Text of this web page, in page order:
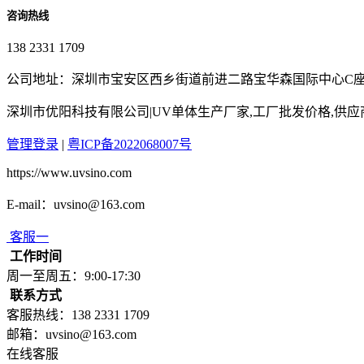
咨询热线
138 2331 1709
公司地址：深圳市宝安区西乡街道前进二路宝华森国际中心C
深圳市优阳科技有限公司|UV单体生产厂家,工厂批发价格,供应
管理登录 | 粤ICP备2022068007号
https://www.uvsino.com
E-mail：uvsino@163.com
客服一
工作时间
周一至周五：9:00-17:30
联系方式
客服热线：138 2331 1709
邮箱：uvsino@163.com
在线客服